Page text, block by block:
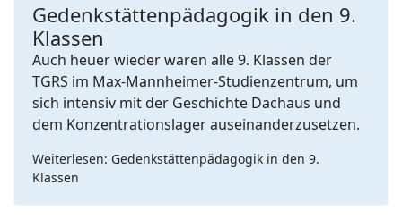
Gedenkstättenpädagogik in den 9.
Klassen
Auch heuer wieder waren alle 9. Klassen der
TGRS im Max-Mannheimer-Studienzentrum, um
sich intensiv mit der Geschichte Dachaus und
dem Konzentrationslager auseinanderzusetzen.
Weiterlesen: Gedenkstättenpädagogik in den 9.
Klassen